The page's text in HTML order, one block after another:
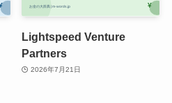
Lightspeed Venture
Partners
2026年7月21日